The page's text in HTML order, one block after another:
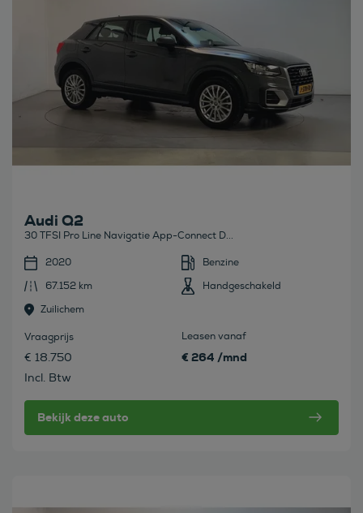
Audi Q2
30 TFSI Pro Line Navigatie App-Connect D...
2020
Benzine
67.152 km
Handgeschakeld
Zuilichem
Vraagprijs
€ 18.750
Incl. Btw
Leasen vanaf
€ 264 /mnd
Bekijk deze auto